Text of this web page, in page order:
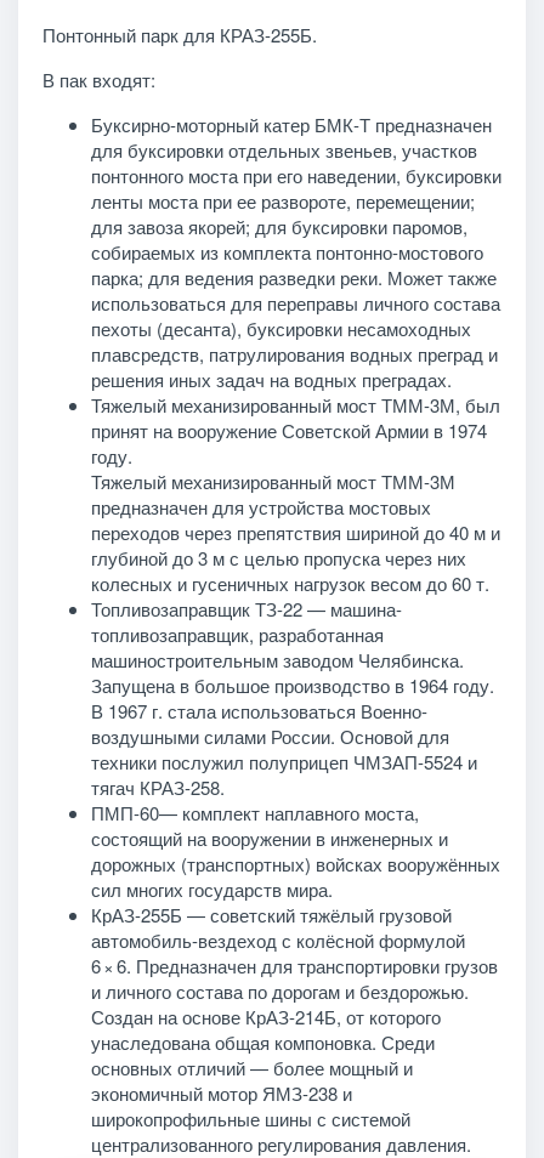
Понтонный парк для КРАЗ-255Б.
В пак входят:
Буксирно-моторный катер БМК-Т предназначен
для буксировки отдельных звеньев, участков
понтонного моста при его наведении, буксировки
ленты моста при ее развороте, перемещении;
для завоза якорей; для буксировки паромов,
собираемых из комплекта понтонно-мостового
парка; для ведения разведки реки. Может также
использоваться для переправы личного состава
пехоты (десанта), буксировки несамоходных
плавсредств, патрулирования водных преград и
решения иных задач на водных преградах.
Тяжелый механизированный мост ТММ-3М, был
принят на вооружение Советской Армии в 1974
году.
Тяжелый механизированный мост ТММ-3М
предназначен для устройства мостовых
переходов через препятствия шириной до 40 м и
глубиной до 3 м с целью пропуска через них
колесных и гусеничных нагрузок весом до 60 т.
Топливозаправщик ТЗ-22 — машина-
топливозаправщик, разработанная
машиностроительным заводом Челябинска.
Запущена в большое производство в 1964 году.
В 1967 г. стала использоваться Военно-
воздушными силами России. Основой для
техники послужил полуприцеп ЧМЗАП-5524 и
тягач КРАЗ-258.
ПМП-60— комплект наплавного моста,
состоящий на вооружении в инженерных и
дорожных (транспортных) войсках вооружённых
сил многих государств мира.
КрАЗ-255Б — советский тяжёлый грузовой
автомобиль-вездеход с колёсной формулой
6 × 6. Предназначен для транспортировки грузов
и личного состава по дорогам и бездорожью.
Создан на основе КрАЗ-214Б, от которого
унаследована общая компоновка. Среди
основных отличий — более мощный и
экономичный мотор ЯМЗ-238 и
широкопрофильные шины с системой
централизованного регулирования давления.